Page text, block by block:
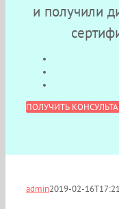
и получили
ПОЛУЧИТЬ
admin2019-02-